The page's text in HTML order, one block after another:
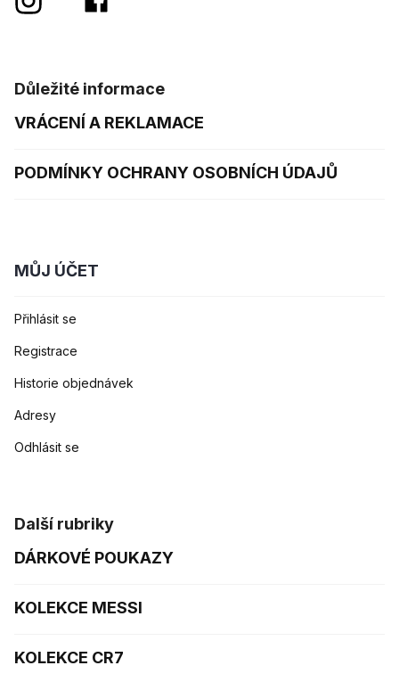
Důležité informace
VRÁCENÍ A REKLAMACE
PODMÍNKY OCHRANY OSOBNÍCH ÚDAJŮ
MŮJ ÚČET
Přihlásit se
Registrace
Historie objednávek
Adresy
Odhlásit se
Další rubriky
DÁRKOVÉ POUKAZY
KOLEKCE MESSI
KOLEKCE CR7